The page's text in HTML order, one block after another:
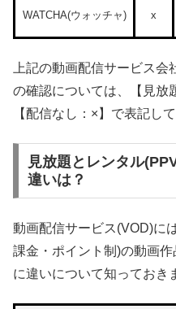
WATCHA(ウォッチャ) x
上記の動画配信サービス
の確認については、【見放
【配信なし：×】で表記し
見放題とレンタル
違いは？
動画配信サービス(VOD)に
課金・ポイント制)の動画
に違いについて知っておき